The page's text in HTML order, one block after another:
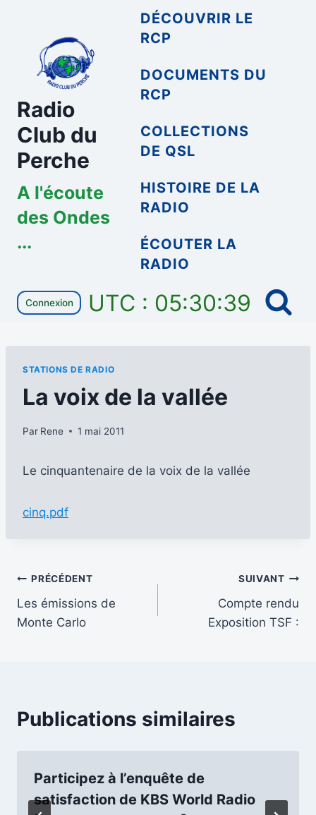
contenu
Radio
Club du
Perche
A l'écoute
des Ondes
...
DÉCOUVRIR LE
RCP
DOCUMENTS DU
RCP
COLLECTIONS
DE QSL
HISTOIRE DE LA
RADIO
ÉCOUTER LA
RADIO
Connexion UTC : 05:30:39
STATIONS DE RADIO
La voix de la vallée
Par Rene 1 mai 2011
Le cinquantenaire de la voix de la vallée
cinq.pdf
Navigation
de
PRÉCÉDENT
Les émissions de
Monte Carlo
SUIVANT
Compte rendu
Exposition TSF :
Publications similaires
Participez à l’enquête de
satisfaction de KBS World Radio